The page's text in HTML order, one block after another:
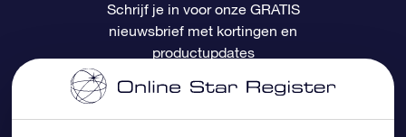
OSR Recensies
OSR Cadeaukaart
Relatiegeschenken
Gepersonaliseerde sterrenpagina
One Million Stars
Betalingsinformatie
Verzendinformatie
Schrijf je in voor onze GRATIS
nieuwsbrief met kortingen en
productupdates